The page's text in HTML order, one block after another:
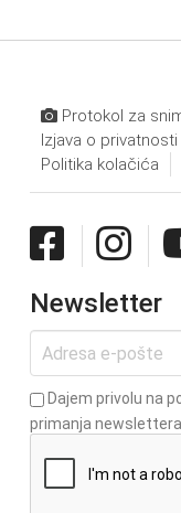
Protokol za
Izjava o privatnosti
Politika kolačića
Newsletter
Dajem privolu na
primanja